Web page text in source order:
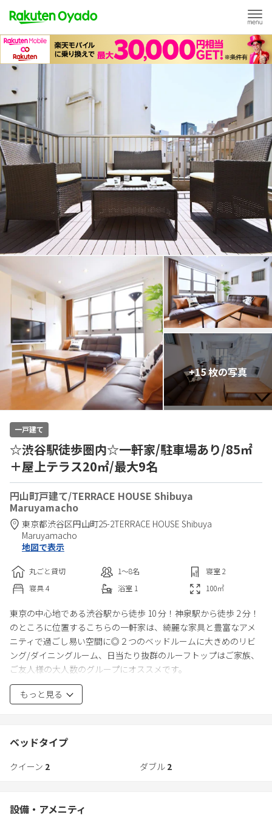
+15 枚の写真
一戸建て
☆渋谷駅徒歩圏内☆一軒家/駐車場あり/85㎡
＋屋上テラス20㎡/最大9名
円山町戸建て/TERRACE HOUSE Shibuya
Maruyamacho
東京都渋谷区円山町25-2TERRACE HOUSE Shibuya
Maruyamacho
地図で表示
丸ごと貸切 1〜8名 寝室 2
寝具4 浴室 1 100㎡
東京の中心地である渋谷駅から徒歩 10 分！神泉駅から徒歩 2 分！
のところに位置するこちらの一軒家は、綺麗な家具と豊富なアメ
ニティで過ごし易い空間に◎２つのベッドルームに大きめのリビ
ング/ダイニングルーム、日当たり抜群のルーフトップはご家族、
ご友人様の大人数のグループにオススメです。
その他の主要な駅や観光スポットまでのアクセスも簡単！付近に
はレストランやカフェが沢山ございますので、お食事処に困るこ
くりとお休み頂けます。
（電車の場合は、羽田空港から約 37 分、成田空港から約 1 時間 15
もっと見る
ベッドタイプ
クイーン 2 ダブル 2
設備・アメニティ